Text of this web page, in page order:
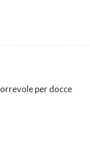
per docce